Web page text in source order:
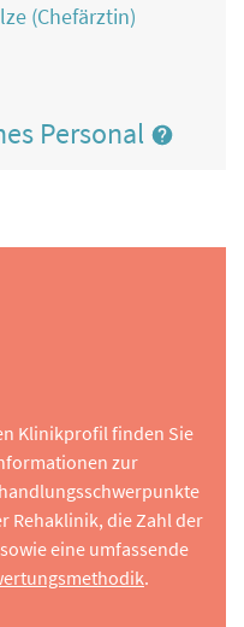
(Chefärztin)
Personal
Klinikprofil finden Sie
zur
Rehaklinik, die Zahl der
eine umfassende
.